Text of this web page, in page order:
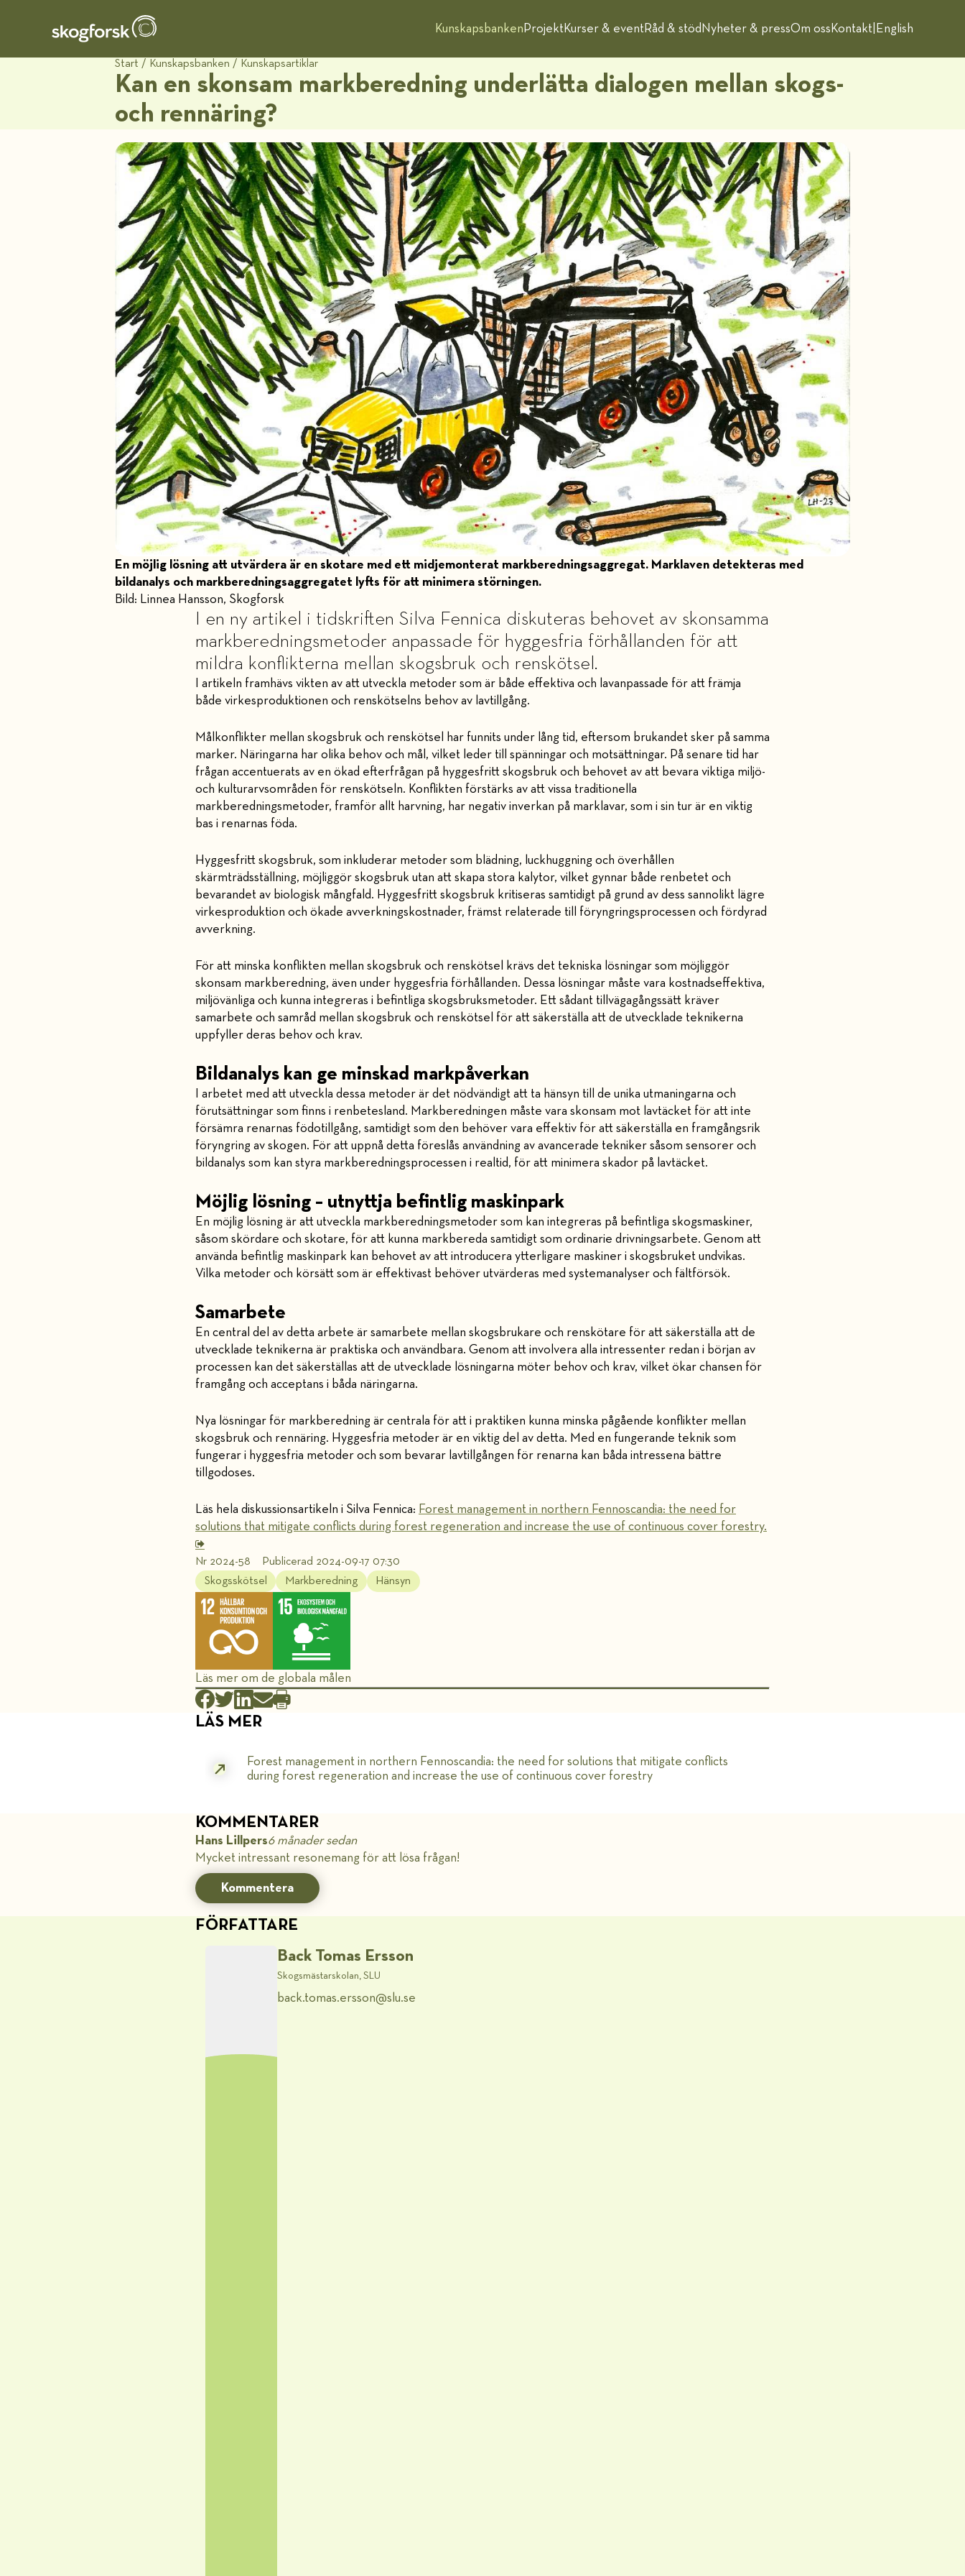
Kunskapsbanken ProjektKurser & eventRåd & stöd Nyheter & pressOm oss Kontakt English
Start / Kunskapsbanken / Kunskapsartiklar
Kan en skonsam markberedning underlätta dialogen mellan skogs-
och rennäring?
En möjlig lösning att utvärdera är en skotare med ett midjemonterat markberedningsaggregat. Marklaven detekteras med
bildanalys och markberedningsaggregatet lyfts för att minimera störningen.
Bild: Linnea Hansson, Skogforsk
I en ny artikel i tidskriften Silva Fennica diskuteras behovet av skonsamma
markberedningsmetoder anpassade för hyggesfria förhållanden för att
mildra konflikterna mellan skogsbruk och renskötsel.
I artikeln framhävs vikten av att utveckla metoder som är både effektiva och lavanpassade för att främja
både virkesproduktionen och renskötselns behov av lavtillgång.
Målkonflikter mellan skogsbruk och renskötsel har funnits under lång tid, eftersom brukandet sker på samma
marker. Näringarna har olika behov och mål, vilket leder till spänningar och motsättningar. På senare tid har
frågan accentuerats av en ökad efterfrågan på hyggesfritt skogsbruk och behovet av att bevara viktiga miljö-
och kulturarvsområden för renskötseln. Konflikten förstärks av att vissa traditionella
markberedningsmetoder, framför allt harvning, har negativ inverkan på marklavar, som i sin tur är en viktig
bas i renarnas föda.
Hyggesfritt skogsbruk, som inkluderar metoder som blädning, luckhuggning och överhållen
skärmträdsställning, möjliggör skogsbruk utan att skapa stora kalytor, vilket gynnar både renbetet och
bevarandet av biologisk mångfald. Hyggesfritt skogsbruk kritiseras samtidigt på grund av dess sannolikt lägre
virkesproduktion och ökade avverkningskostnader, främst relaterade till föryngringsprocessen och fördyrad
avverkning.
För att minska konflikten mellan skogsbruk och renskötsel krävs det tekniska lösningar som möjliggör
skonsam markberedning, även under hyggesfria förhållanden. Dessa lösningar måste vara kostnadseffektiva,
miljövänliga och kunna integreras i befintliga skogsbruksmetoder. Ett sådant tillvägagångssätt kräver
samarbete och samråd mellan skogsbruk och renskötsel för att säkerställa att de utvecklade teknikerna
uppfyller deras behov och krav.
Bildanalys kan ge minskad markpåverkan
I arbetet med att utveckla dessa metoder är det nödvändigt att ta hänsyn till de unika utmaningarna och
förutsättningar som finns i renbetesland. Markberedningen måste vara skonsam mot lavtäcket för att inte
försämra renarnas födotillgång, samtidigt som den behöver vara effektiv för att säkerställa en framgångsrik
föryngring av skogen. För att uppnå detta föreslås användning av avancerade tekniker såsom sensorer och
bildanalys som kan styra markberedningsprocessen i realtid, för att minimera skador på lavtäcket.
Möjlig lösning – utnyttja befintlig maskinpark
En möjlig lösning är att utveckla markberedningsmetoder som kan integreras på befintliga skogsmaskiner,
såsom skördare och skotare, för att kunna markbereda samtidigt som ordinarie drivningsarbete. Genom att
använda befintlig maskinpark kan behovet av att introducera ytterligare maskiner i skogsbruket undvikas.
Vilka metoder och körsätt som är effektivast behöver utvärderas med systemanalyser och fältförsök.
Samarbete
En central del av detta arbete är samarbete mellan skogsbrukare och renskötare för att säkerställa att de
utvecklade teknikerna är praktiska och användbara. Genom att involvera alla intressenter redan i början av
processen kan det säkerställas att de utvecklade lösningarna möter behov och krav, vilket ökar chansen för
framgång och acceptans i båda näringarna.
Nya lösningar för markberedning är centrala för att i praktiken kunna minska pågående konflikter mellan
skogsbruk och rennäring. Hyggesfria metoder är en viktig del av detta. Med en fungerande teknik som
fungerar i hyggesfria metoder och som bevarar lavtillgången för renarna kan båda intressena bättre
tillgodoses.
Läs hela diskussionsartikeln i Silva Fennica: Forest management in northern Fennoscandia: the need for
solutions that mitigate conflicts during forest regeneration and increase the use of continuous cover forestry.
Nr 2024-58
Publicerad 2024-09-17 07:30
Skogsskötsel
Markberedning Hänsyn
Läs mer om de globala målen
LÄS MER
Forest management in northern Fennoscandia: the need for solutions that mitigate conflicts
during forest regeneration and increase the use of continuous cover forestry
KOMMENTARER
Hans Lillpers6 månader sedan
Mycket intressant resonemang för att lösa frågan!
Kommentera
FÖRFATTARE
Back Tomas Ersson
Skogsmästarskolan, SLU
back.tomas.ersson@​slu.se